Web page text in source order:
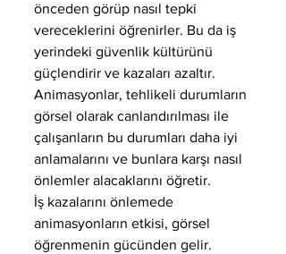
önceden görüp nasıl tepki
vereceklerini öğrenirler. Bu da iş
yerindeki güvenlik kültürünü
güçlendirir ve kazaları azaltır.
Animasyonlar, tehlikeli durumların
görsel olarak canlandırılması ile
çalışanların bu durumları daha iyi
anlamalarını ve bunlara karşı nasıl
önlemler alacaklarını öğretir.
İş kazalarını önlemede
animasyonların etkisi, görsel
öğrenmenin gücünden gelir.